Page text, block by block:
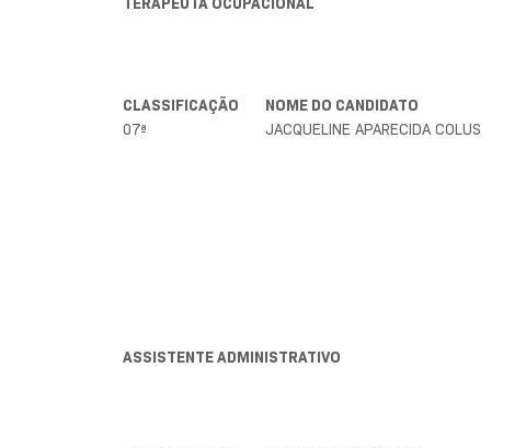
CLASSIFICAÇÃO
NOME DO CANDIDATO
07ª
JACQUELINE APARECIDA COLUS
ASSISTENTE ADMINISTRATIVO